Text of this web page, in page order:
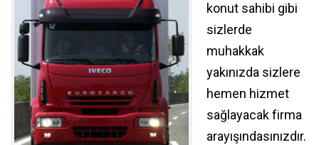
konut sahibi gibi
sizlerde
muhakkak
yakınızda sizlere
hemen hizmet
sağlayacak firma
arayışındasınızdır.